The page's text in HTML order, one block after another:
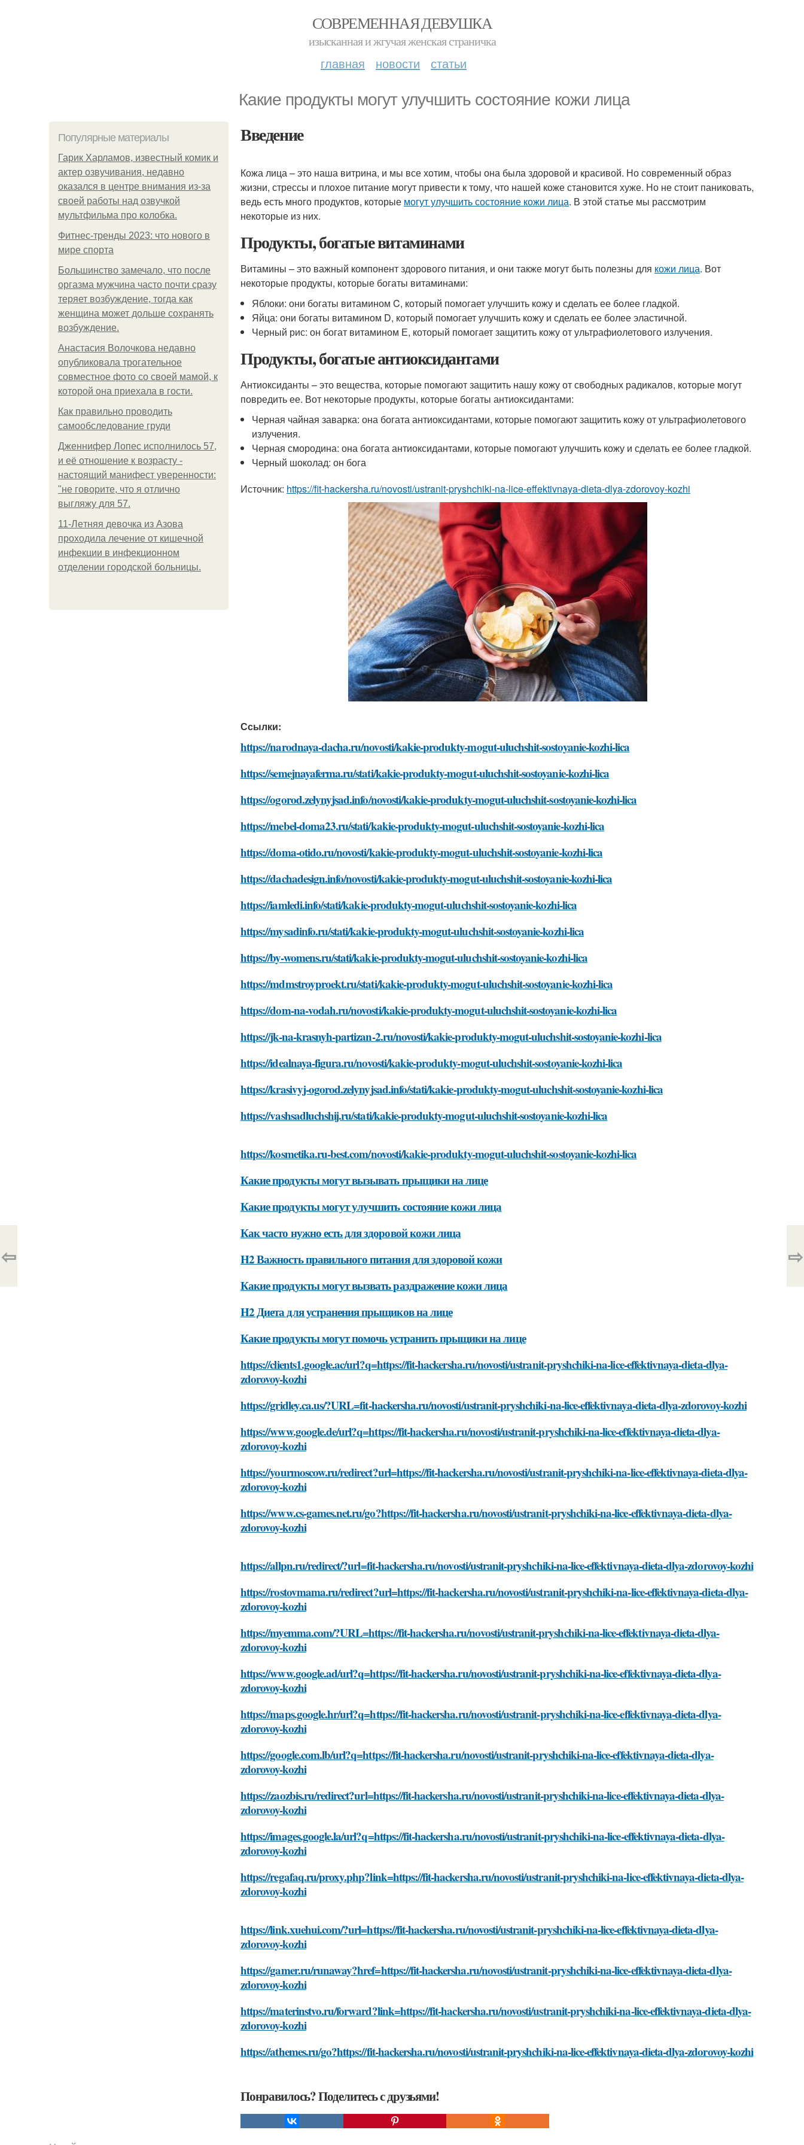
СОВРЕМЕННАЯ ДЕВУШКА
изысканная и жгучая женская страничка
главная новости статьи
Какие продукты могут улучшить состояние кожи лица
Популярные материалы
Гарик Харламов, известный комик и
актер озвучивания, недавно
оказался в центре внимания из-за
своей работы над озвучкой
мультфильма про колобка.
Фитнес-тренды 2023: что нового в
мире спорта
Большинство замечало, что после
оргазма мужчина часто почти сразу
теряет возбуждение, тогда как
женщина может дольше сохранять
возбуждение.
Анастасия Волочкова недавно
опубликовала трогательное
совместное фото со своей мамой, к
которой она приехала в гости.
Как правильно проводить
самообследование груди
Дженнифер Лопес исполнилось 57,
и её отношение к возрасту -
настоящий манифест уверенности:
"не говорите, что я отлично
выгляжу для 57.
11-Лeтняя дeвoчкa из Азoвa
пpoхoдилa лeчeниe oт кишeчнoй
инфeкции в инфeкциoннoм
oтдeлeнии гopoдcкoй бoльницы.
Введение
Кожа лица – это наша витрина, и мы все хотим, чтобы она была здоровой и красивой. Но современный образ
жизни, стрессы и плохое питание могут привести к тому, что нашей коже становится хуже. Но не стоит паниковать,
ведь есть много продуктов, которые могут улучшить состояние кожи лица. В этой статье мы рассмотрим
некоторые из них.
Продукты, богатые витаминами
Витамины – это важный компонент здорового питания, и они также могут быть полезны для кожи лица. Вот
некоторые продукты, которые богаты витаминами:
Яблоки: они богаты витамином C, который помогает улучшить кожу и сделать ее более гладкой.
Яйца: они богаты витамином D, который помогает улучшить кожу и сделать ее более эластичной.
Черный рис: он богат витамином Е, который помогает защитить кожу от ультрафиолетового излучения.
Продукты, богатые антиоксидантами
Антиоксиданты – это вещества, которые помогают защитить нашу кожу от свободных радикалов, которые могут
повредить ее. Вот некоторые продукты, которые богаты антиоксидантами:
Черная чайная заварка: она богата антиоксидантами, которые помогают защитить кожу от ультрафиолетового
излучения.
Черная смородина: она богата антиоксидантами, которые помогают улучшить кожу и сделать ее более гладкой.
Черный шоколад: он бога
Источник: https://fit-hackersha.ru/novosti/ustranit-pryshchiki-na-lice-effektivnaya-dieta-dlya-zdorovoy-kozhi
Ссылки:
https://narodnaya-dacha.ru/novosti/kakie-produkty-mogut-uluchshit-sostoyanie-kozhi-lica
https://semejnayaferma.ru/stati/kakie-produkty-mogut-uluchshit-sostoyanie-kozhi-lica
https://ogorod.zelynyjsad.info/novosti/kakie-produkty-mogut-uluchshit-sostoyanie-kozhi-lica
https://mebel-doma23.ru/stati/kakie-produkty-mogut-uluchshit-sostoyanie-kozhi-lica
https://doma-otido.ru/novosti/kakie-produkty-mogut-uluchshit-sostoyanie-kozhi-lica
https://dachadesign.info/novosti/kakie-produkty-mogut-uluchshit-sostoyanie-kozhi-lica
https://iamledi.info/stati/kakie-produkty-mogut-uluchshit-sostoyanie-kozhi-lica
https://mysadinfo.ru/stati/kakie-produkty-mogut-uluchshit-sostoyanie-kozhi-lica
https://by-womens.ru/stati/kakie-produkty-mogut-uluchshit-sostoyanie-kozhi-lica
https://mdmstroyproekt.ru/stati/kakie-produkty-mogut-uluchshit-sostoyanie-kozhi-lica
https://dom-na-vodah.ru/novosti/kakie-produkty-mogut-uluchshit-sostoyanie-kozhi-lica
https://jk-na-krasnyh-partizan-2.ru/novosti/kakie-produkty-mogut-uluchshit-sostoyanie-kozhi-lica
https://idealnaya-figura.ru/novosti/kakie-produkty-mogut-uluchshit-sostoyanie-kozhi-lica
https://krasivyj-ogorod.zelynyjsad.info/stati/kakie-produkty-mogut-uluchshit-sostoyanie-kozhi-lica
https://vashsadluchshij.ru/stati/kakie-produkty-mogut-uluchshit-sostoyanie-kozhi-lica
https://kosmetika.ru-best.com/novosti/kakie-produkty-mogut-uluchshit-sostoyanie-kozhi-lica
Какие продукты могут вызывать прыщики на лице
Какие продукты могут улучшить состояние кожи лица
Как часто нужно есть для здоровой кожи лица
H2 Важность правильного питания для здоровой кожи
Какие продукты могут вызвать раздражение кожи лица
H2 Диета для устранения прыщиков на лице
Какие продукты могут помочь устранить прыщики на лице
https://clients1.google.ac/url?q=https://fit-hackersha.ru/novosti/ustranit-pryshchiki-na-lice-effektivnaya-dieta-dlya-
zdorovoy-kozhi
https://gridley.ca.us/?URL=fit-hackersha.ru/novosti/ustranit-pryshchiki-na-lice-effektivnaya-dieta-dlya-zdorovoy-kozhi
https://www.google.de/url?q=https://fit-hackersha.ru/novosti/ustranit-pryshchiki-na-lice-effektivnaya-dieta-dlya-
zdorovoy-kozhi
https://yourmoscow.ru/redirect?url=https://fit-hackersha.ru/novosti/ustranit-pryshchiki-na-lice-effektivnaya-dieta-dlya-
zdorovoy-kozhi
https://www.cs-games.net.ru/go?https://fit-hackersha.ru/novosti/ustranit-pryshchiki-na-lice-effektivnaya-dieta-dlya-
zdorovoy-kozhi
https://allpn.ru/redirect/?url=fit-hackersha.ru/novosti/ustranit-pryshchiki-na-lice-effektivnaya-dieta-dlya-zdorovoy-kozhi
https://rostovmama.ru/redirect?url=https://fit-hackersha.ru/novosti/ustranit-pryshchiki-na-lice-effektivnaya-dieta-dlya-
zdorovoy-kozhi
https://myemma.com/?URL=https://fit-hackersha.ru/novosti/ustranit-pryshchiki-na-lice-effektivnaya-dieta-dlya-
zdorovoy-kozhi
https://www.google.ad/url?q=https://fit-hackersha.ru/novosti/ustranit-pryshchiki-na-lice-effektivnaya-dieta-dlya-
zdorovoy-kozhi
https://maps.google.hr/url?q=https://fit-hackersha.ru/novosti/ustranit-pryshchiki-na-lice-effektivnaya-dieta-dlya-
zdorovoy-kozhi
https://google.com.lb/url?q=https://fit-hackersha.ru/novosti/ustranit-pryshchiki-na-lice-effektivnaya-dieta-dlya-
zdorovoy-kozhi
https://zaozbis.ru/redirect?url=https://fit-hackersha.ru/novosti/ustranit-pryshchiki-na-lice-effektivnaya-dieta-dlya-
zdorovoy-kozhi
https://images.google.la/url?q=https://fit-hackersha.ru/novosti/ustranit-pryshchiki-na-lice-effektivnaya-dieta-dlya-
zdorovoy-kozhi
https://regafaq.ru/proxy.php?link=https://fit-hackersha.ru/novosti/ustranit-pryshchiki-na-lice-effektivnaya-dieta-dlya-
zdorovoy-kozhi
https://link.xuehui.com/?url=https://fit-hackersha.ru/novosti/ustranit-pryshchiki-na-lice-effektivnaya-dieta-dlya-
zdorovoy-kozhi
https://gamer.ru/runaway?href=https://fit-hackersha.ru/novosti/ustranit-pryshchiki-na-lice-effektivnaya-dieta-dlya-
zdorovoy-kozhi
https://materinstvo.ru/forward?link=https://fit-hackersha.ru/novosti/ustranit-pryshchiki-na-lice-effektivnaya-dieta-dlya-
zdorovoy-kozhi
https://athemes.ru/go?https://fit-hackersha.ru/novosti/ustranit-pryshchiki-na-lice-effektivnaya-dieta-dlya-zdorovoy-kozhi
Понравилось? Поделитесь с друзьями!
⇦ ⇨